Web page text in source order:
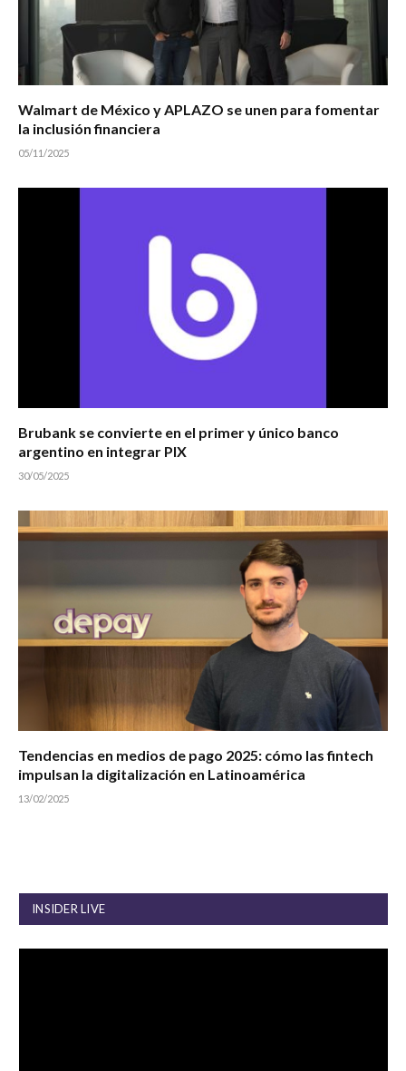
Walmart de México y APLAZO se unen para fomentar
la inclusión financiera
05/11/2025
Brubank se convierte en el primer y único banco
argentino en integrar PIX
30/05/2025
Tendencias en medios de pago 2025: cómo las fintech
impulsan la digitalización en Latinoamérica
13/02/2025
INSIDER LIVE